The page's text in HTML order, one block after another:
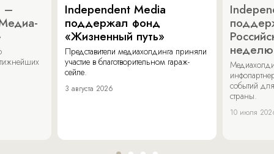
–
Independent Media
поддержал фонд
«Жизненный путь»
Представители медиахолдинга приняли
участие в благотворительном гараж-
сейле.
3 августа 2026
неделю
событий
страны.
10 июля